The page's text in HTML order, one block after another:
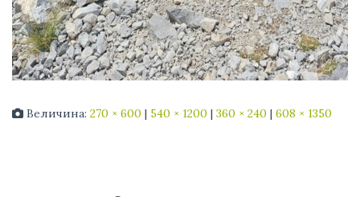
Величина: 270 × 600 | 540 × 1200 | 360 × 240 | 608 × 1350